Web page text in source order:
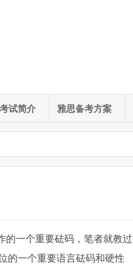
试简介 雅思备考方案
的一个重要砝码，笔者就教过
的一个重要语言砝码和硬性